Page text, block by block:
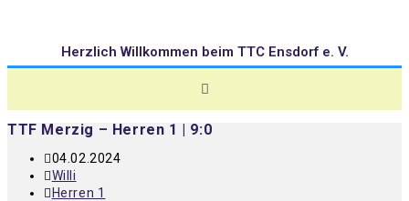
Herzlich Willkommen beim TTC Ensdorf e. V.
TTF Merzig – Herren 1 | 9:0
04.02.2024
Willi
Herren 1